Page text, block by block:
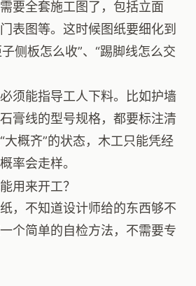
要全套施工图了，包括立面
表图等。这时候图纸要细化到
侧板怎么收”、“踢脚线怎么交
须能指导工人下料。比如护墙
膏线的型号规格，都要标注清
大概齐”的状态，木工只能凭经
率会走样。
用来开工？
，不知道设计师给的东西够不
个简单的自检方法，不需要专